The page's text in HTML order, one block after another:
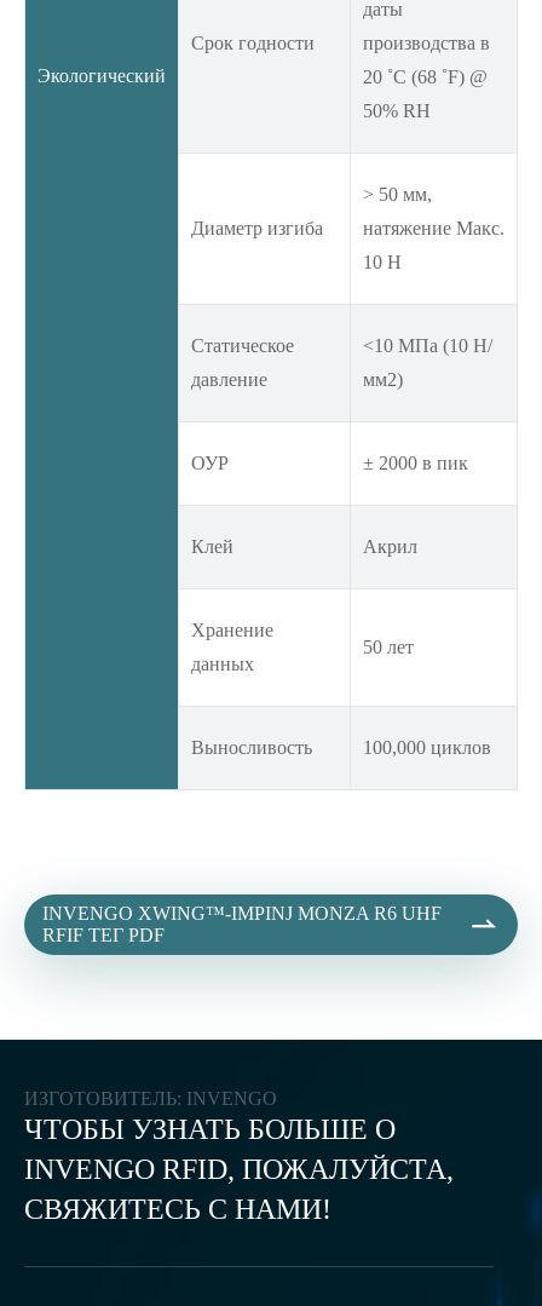
Экологический
Срок годности
даты
производства в
20 ˚C (68 ˚F) @
50% RH
Диаметр изгиба
> 50 мм,
натяжение Макс.
10 Н
Статическое
давление
<10 МПа (10 Н/
мм2)
ОУР ± 2000 в пик
Клей Акрил
Хранение
данных
50 лет
Выносливость 100,000 циклов
INVENGO XWING™-IMPINJ MONZA R6 UHF
RFIF ТЕГ PDF

ИЗГОТОВИТЕЛЬ: INVENGO
ЧТОБЫ УЗНАТЬ БОЛЬШЕ О
INVENGO RFID, ПОЖАЛУЙСТА,
СВЯЖИТЕСЬ С НАМИ!